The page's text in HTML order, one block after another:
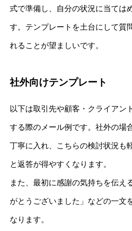
式で準備し、自分の状況に当ては
す。テンプレートを土台にして質
れることが望ましいです。
社外向けテンプレート
以下は取引先や顧客・クライアン
する際のメール例です。社外の場
丁寧に入れ、こちらの検討状況も
と返答が得やすくなります。
また、最初に感謝の気持ちを伝え
がとうございました」などの一文
なります。